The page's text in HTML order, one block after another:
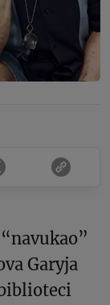
Garyja